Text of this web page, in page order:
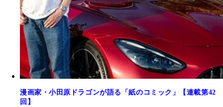
漫画家・小田原ドラゴンが語る「紙のコミック」【連載第42
回】